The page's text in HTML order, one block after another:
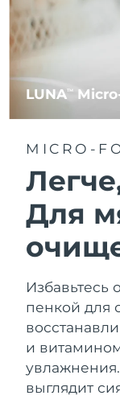
LUNATM
MICRO-
Для
Избавьтесь
пенкой для
и
выглядит